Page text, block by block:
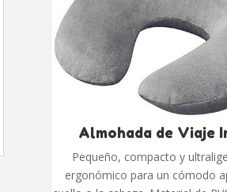
Almohada de Viaje
Pequeño, compacto y
ergonómico para un cómodo